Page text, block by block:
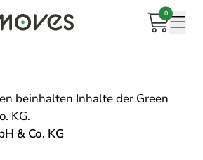
Warenkorb
0
beinhalten Inhalte der Green
KG.
& Co. KG